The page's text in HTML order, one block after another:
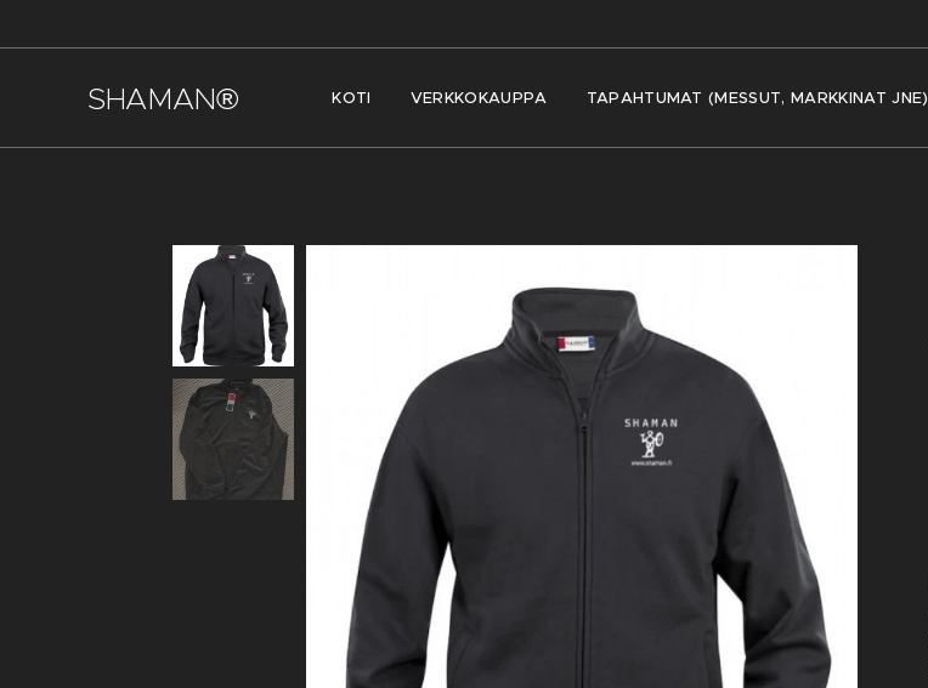
SHAMAN® KOTI VERKKOKAUPPA TAPAHTUMAT (MESSUT, MARKKINAT JNE)